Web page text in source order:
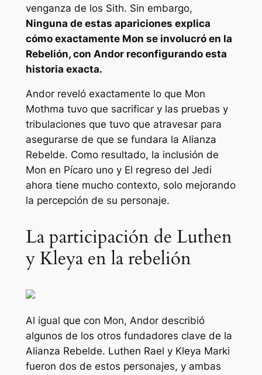
venganza de los Sith. Sin embargo,
Ninguna de estas apariciones explica
cómo exactamente Mon se involucró en la
Rebelión, con Andorreconfigurando esta
historia exacta.
Andorreveló exactamente lo que Mon
Mothma tuvo que sacrificar y las pruebas y
tribulaciones que tuvo que atravesar para
asegurarse de que se fundara la Alianza
Rebelde. Como resultado, la inclusión de
Mon en Pícaro unoy El regreso del Jedi
ahora tiene mucho contexto, solo mejorando
la percepción de su personaje.
La participación de Luthen
y Kleya en la rebelión
Al igual que con Mon, Andordescribió
algunos de los otros fundadores clave de la
Alianza Rebelde. Luthen Rael y Kleya Marki
fueron dos de estos personajes, y ambas